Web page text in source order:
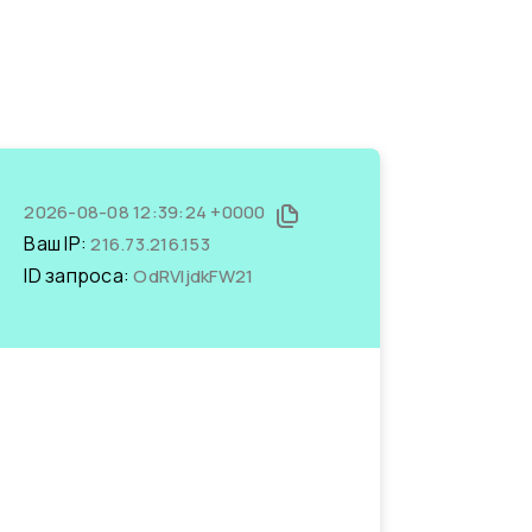
2026-08-08 12:39:24 +0000
Ваш IP:216.73.216.153
ID запроса:OdRVIjdkFW21